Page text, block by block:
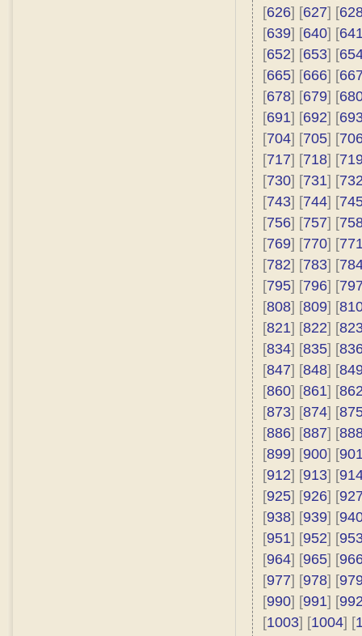
[626] [627] [
[639] [640] [
[652] [653] [
[665] [666] [
[678] [679] [
[691] [692] [
[704] [705] [
[717] [718] [
[730] [731] [
[743] [744] [
[756] [757] [
[769] [770] [
[782] [783] [
[795] [796] [
[808] [809] [
[821] [822] [
[834] [835] [
[847] [848] [
[860] [861] [
[873] [874] [
[886] [887] [
[899] [900] [
[912] [913] [
[925] [926] [
[938] [939] [
[951] [952] [
[964] [965] [
[977] [978] [
[990] [991] [
[1003] [1004] [